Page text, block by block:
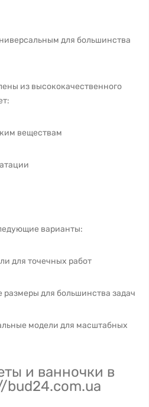
для большинства
из высококачественного
веществам
варианты:
для точечных работ
для большинства задач
модели для масштабных
и ванночки в
bud24.com.ua